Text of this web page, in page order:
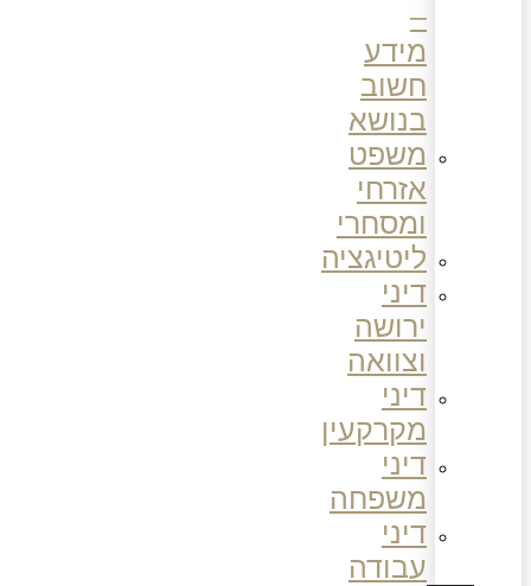
מידע
חשוב
בנושא
משפט
אזרחי
ומסחרי
ליטיגציה
דיני
ירושה
וצוואה
דיני
מקרקעין
דיני
משפחה
דיני
עבודה